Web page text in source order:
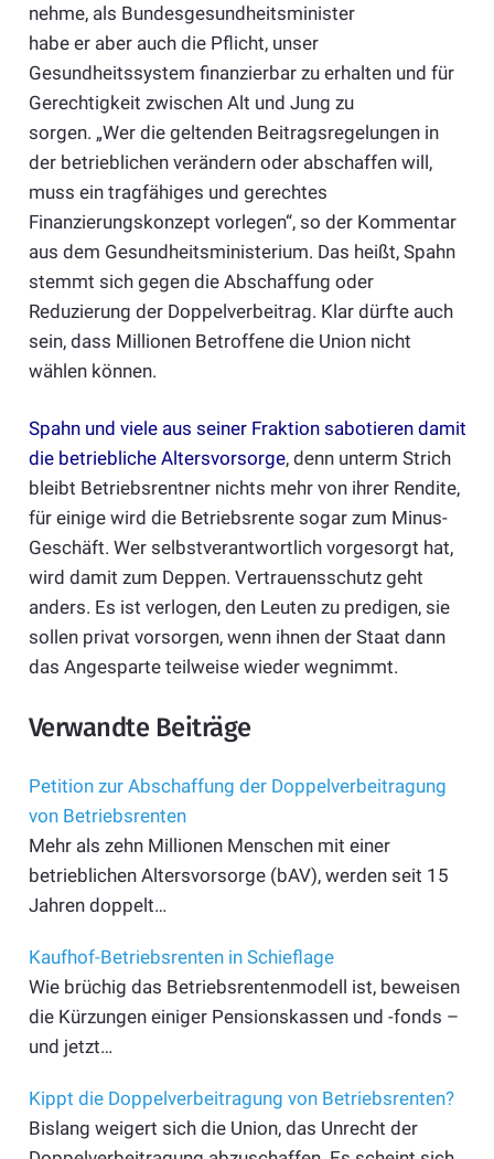
nehme, als Bundesgesundheitsminister
habe er aber auch die Pflicht, unser
Gesundheitssystem finanzierbar zu erhalten und für
Gerechtigkeit zwischen Alt und Jung zu
sorgen. „Wer die geltenden Beitragsregelungen in
der betrieblichen verändern oder abschaffen will,
muss ein tragfähiges und gerechtes
Finanzierungskonzept vorlegen“, so der Kommentar
aus dem Gesundheitsministerium. Das heißt, Spahn
stemmt sich gegen die Abschaffung oder
Reduzierung der Doppelverbeitrag. Klar dürfte auch
sein, dass Millionen Betroffene die Union nicht
wählen können.
Spahn und viele aus seiner Fraktion sabotieren damit
die betriebliche Altersvorsorge, denn unterm Strich
bleibt Betriebsrentner nichts mehr von ihrer Rendite,
für einige wird die Betriebsrente sogar zum Minus-
Geschäft. Wer selbstverantwortlich vorgesorgt hat,
wird damit zum Deppen. Vertrauensschutz geht
anders. Es ist verlogen, den Leuten zu predigen, sie
sollen privat vorsorgen, wenn ihnen der Staat dann
das Angesparte teilweise wieder wegnimmt.
Verwandte Beiträge
Petition zur Abschaffung der Doppelverbeitragung
von Betriebsrenten
Mehr als zehn Millionen Menschen mit einer
betrieblichen Altersvorsorge (bAV), werden seit 15
Jahren doppelt…
Kaufhof-Betriebsrenten in Schieflage
Wie brüchig das Betriebsrentenmodell ist, beweisen
die Kürzungen einiger Pensionskassen und -fonds –
und jetzt…
Kippt die Doppelverbeitragung von Betriebsrenten?
Bislang weigert sich die Union, das Unrecht der